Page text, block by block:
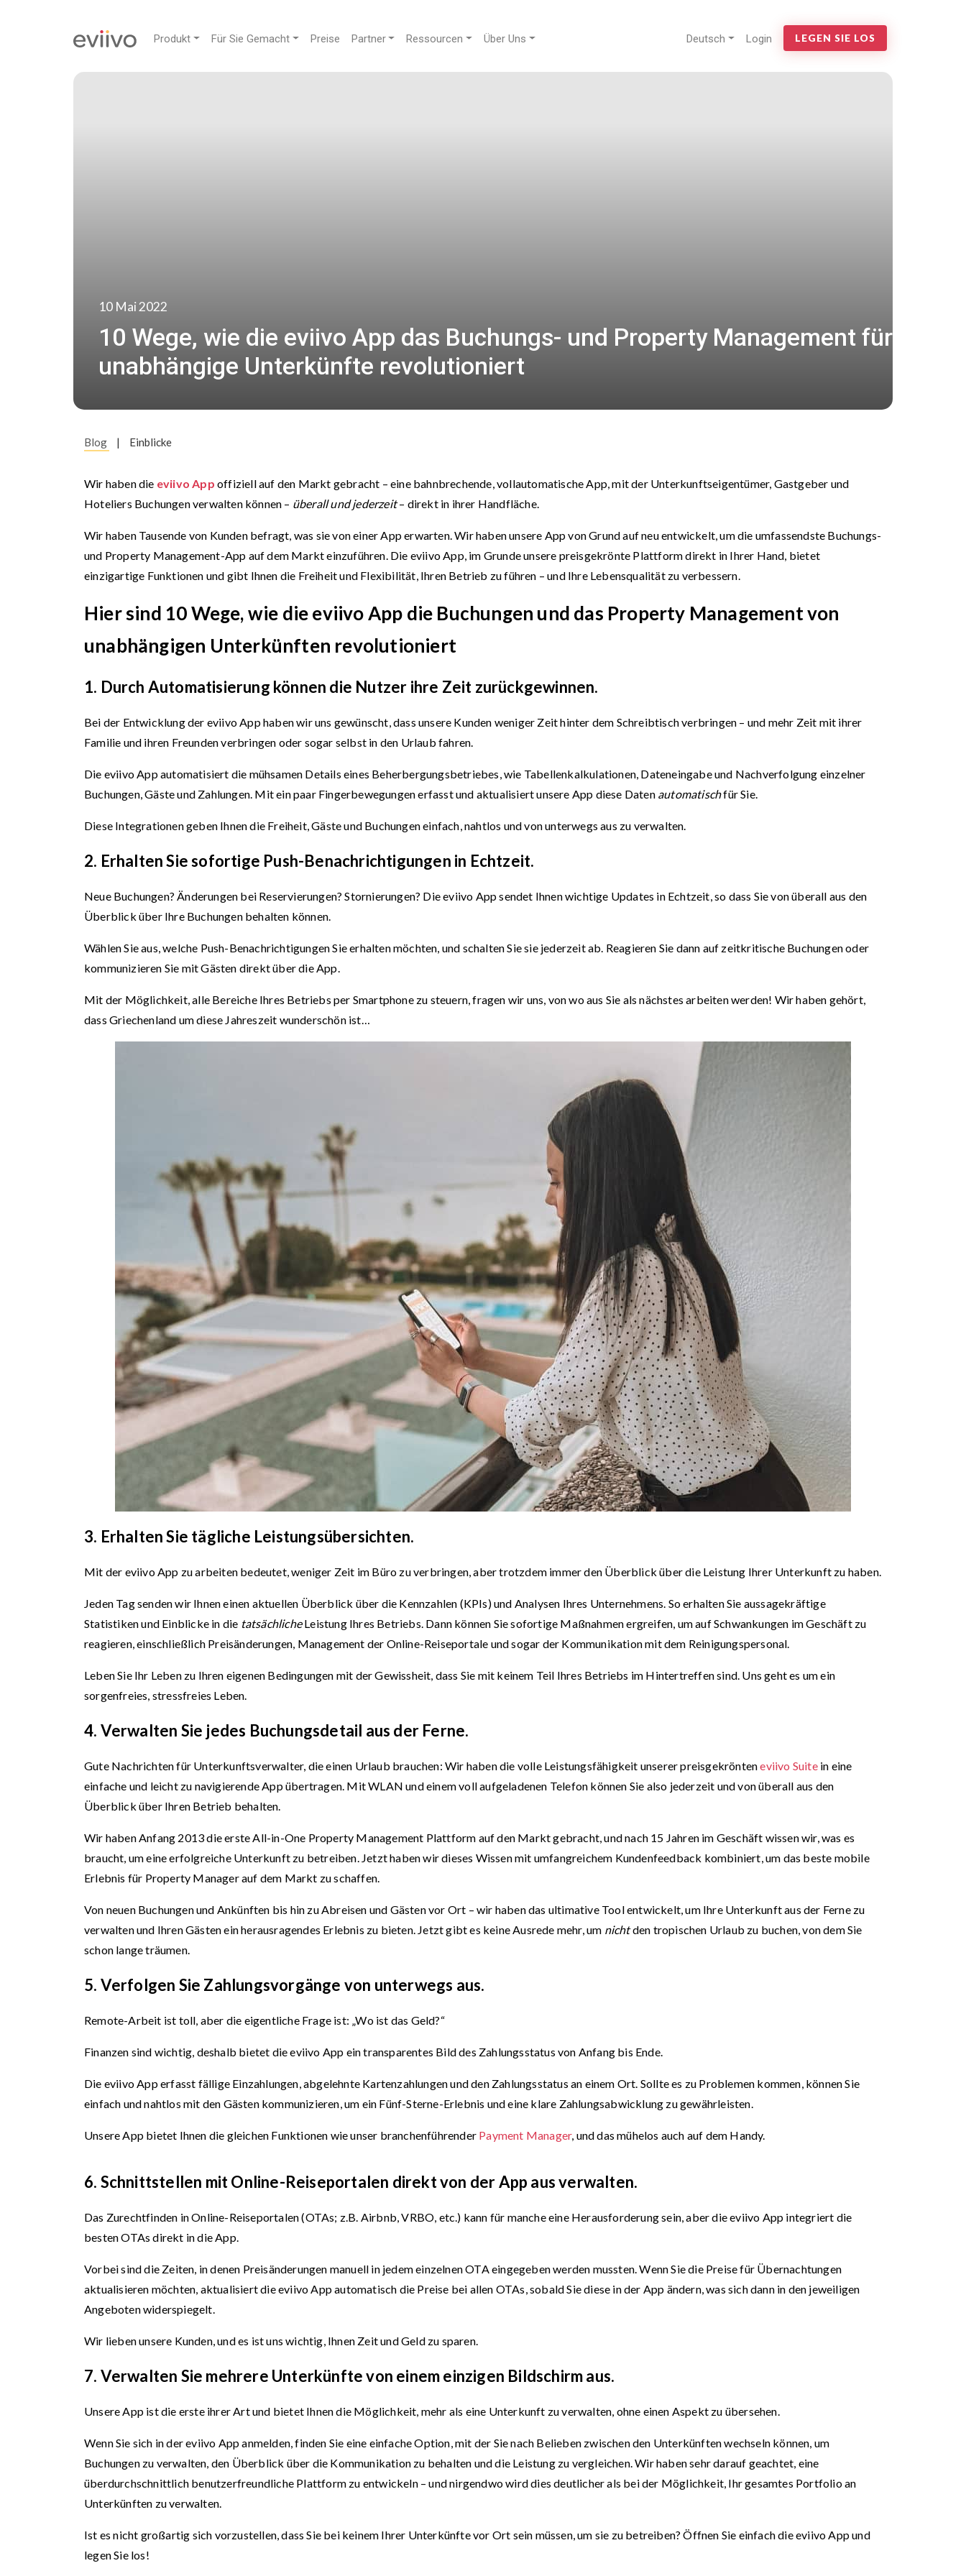
Produkt Für Sie Gemacht Preise Partner Ressourcen Über Uns Deutsch Login LEGEN SIE LOS
10 Mai 2022
10 Wege, wie die eviivo App das Buchungs- und Property Management für
unabhängige Unterkünfte revolutioniert
Blog | Einblicke
Wir haben die eviivo App offiziell auf den Markt gebracht – eine bahnbrechende, vollautomatische App, mit der Unterkunftseigentümer, Gastgeber und
Hoteliers Buchungen verwalten können – überall und jederzeit– direkt in ihrer Handfläche.
Wir haben Tausende von Kunden befragt, was sie von einer App erwarten. Wir haben unsere App von Grund auf neu entwickelt, um die umfassendste Buchungs-
und Property Management-App auf dem Markt einzuführen. Die eviivo App, im Grunde unsere preisgekrönte Plattform direkt in Ihrer Hand, bietet
einzigartige Funktionen und gibt Ihnen die Freiheit und Flexibilität, Ihren Betrieb zu führen – und Ihre Lebensqualität zu verbessern.
Hier sind 10 Wege, wie die eviivo App die Buchungen und das Property Management von
unabhängigen Unterkünften revolutioniert
1. Durch Automatisierung können die Nutzer ihre Zeit zurückgewinnen.
Bei der Entwicklung der eviivo App haben wir uns gewünscht, dass unsere Kunden weniger Zeit hinter dem Schreibtisch verbringen – und mehr Zeit mit ihrer
Familie und ihren Freunden verbringen oder sogar selbst in den Urlaub fahren.
Die eviivo App automatisiert die mühsamen Details eines Beherbergungsbetriebes, wie Tabellenkalkulationen, Dateneingabe und Nachverfolgung einzelner
Buchungen, Gäste und Zahlungen. Mit ein paar Fingerbewegungen erfasst und aktualisiert unsere App diese Daten automatischfür Sie.
Diese Integrationen geben Ihnen die Freiheit, Gäste und Buchungen einfach, nahtlos und von unterwegs aus zu verwalten.
2. Erhalten Sie sofortige Push-Benachrichtigungen in Echtzeit.
Neue Buchungen? Änderungen bei Reservierungen? Stornierungen? Die eviivo App sendet Ihnen wichtige Updates in Echtzeit, so dass Sie von überall aus den
Überblick über Ihre Buchungen behalten können.
Wählen Sie aus, welche Push-Benachrichtigungen Sie erhalten möchten, und schalten Sie sie jederzeit ab. Reagieren Sie dann auf zeitkritische Buchungen oder
kommunizieren Sie mit Gästen direkt über die App.
Mit der Möglichkeit, alle Bereiche Ihres Betriebs per Smartphone zu steuern, fragen wir uns, von wo aus Sie als nächstes arbeiten werden! Wir haben gehört,
dass Griechenland um diese Jahreszeit wunderschön ist…
3. Erhalten Sie tägliche Leistungsübersichten.
Mit der eviivo App zu arbeiten bedeutet, weniger Zeit im Büro zu verbringen, aber trotzdem immer den Überblick über die Leistung Ihrer Unterkunft zu haben.
Jeden Tag senden wir Ihnen einen aktuellen Überblick über die Kennzahlen (KPIs) und Analysen Ihres Unternehmens. So erhalten Sie aussagekräftige
Statistiken und Einblicke in die tatsächlicheLeistung Ihres Betriebs. Dann können Sie sofortige Maßnahmen ergreifen, um auf Schwankungen im Geschäft zu
reagieren, einschließlich Preisänderungen, Management der Online-Reiseportale und sogar der Kommunikation mit dem Reinigungspersonal.
Leben Sie Ihr Leben zu Ihren eigenen Bedingungen mit der Gewissheit, dass Sie mit keinem Teil Ihres Betriebs im Hintertreffen sind. Uns geht es um ein
sorgenfreies, stressfreies Leben.
4. Verwalten Sie jedes Buchungsdetail aus der Ferne.
Gute Nachrichten für Unterkunftsverwalter, die einen Urlaub brauchen: Wir haben die volle Leistungsfähigkeit unserer preisgekrönteneviivo Suitein eine
einfache und leicht zu navigierende App übertragen. Mit WLAN und einem voll aufgeladenen Telefon können Sie also jederzeit und von überall aus den
Überblick über Ihren Betrieb behalten.
Wir haben Anfang 2013 die erste All-in-One Property Management Plattform auf den Markt gebracht, und nach 15 Jahren im Geschäft wissen wir, was es
braucht, um eine erfolgreiche Unterkunft zu betreiben. Jetzt haben wir dieses Wissen mit umfangreichem Kundenfeedback kombiniert, um das beste mobile
Erlebnis für Property Manager auf dem Markt zu schaffen.
Von neuen Buchungen und Ankünften bis hin zu Abreisen und Gästen vor Ort – wir haben das ultimative Tool entwickelt, um Ihre Unterkunft aus der Ferne zu
verwalten und Ihren Gästen ein herausragendes Erlebnis zu bieten. Jetzt gibt es keine Ausrede mehr, um nichtden tropischen Urlaub zu buchen, von dem Sie
schon lange träumen.
5. Verfolgen Sie Zahlungsvorgänge von unterwegs aus.
Remote-Arbeit ist toll, aber die eigentliche Frage ist: „Wo ist das Geld?“
Finanzen sind wichtig, deshalb bietet die eviivo App ein transparentes Bild des Zahlungsstatus von Anfang bis Ende.
Die eviivo App erfasst fällige Einzahlungen, abgelehnte Kartenzahlungen und den Zahlungsstatus an einem Ort. Sollte es zu Problemen kommen, können Sie
einfach und nahtlos mit den Gästen kommunizieren, um ein Fünf-Sterne-Erlebnis und eine klare Zahlungsabwicklung zu gewährleisten.
Unsere App bietet Ihnen die gleichen Funktionen wie unser branchenführender Payment Manager, und das mühelos auch auf dem Handy.
6. Schnittstellen mit Online-Reiseportalen direkt von der App aus verwalten.
Das Zurechtfinden in Online-Reiseportalen (OTAs; z.B. Airbnb, VRBO, etc.) kann für manche eine Herausforderung sein, aber die eviivo App integriert die
besten OTAs direkt in die App.
Vorbei sind die Zeiten, in denen Preisänderungen manuell in jedem einzelnen OTA eingegeben werden mussten. Wenn Sie die Preise für Übernachtungen
aktualisieren möchten, aktualisiert die eviivo App automatisch die Preise bei allen OTAs, sobald Sie diese in der App ändern, was sich dann in den jeweiligen
Angeboten widerspiegelt.
Wir lieben unsere Kunden, und es ist uns wichtig, Ihnen Zeit und Geld zu sparen.
7. Verwalten Sie mehrere Unterkünfte von einem einzigen Bildschirm aus.
Unsere App ist die erste ihrer Art und bietet Ihnen die Möglichkeit, mehr als eine Unterkunft zu verwalten, ohne einen Aspekt zu übersehen.
Wenn Sie sich in der eviivo App anmelden, finden Sie eine einfache Option, mit der Sie nach Belieben zwischen den Unterkünften wechseln können, um
Buchungen zu verwalten, den Überblick über die Kommunikation zu behalten und die Leistung zu vergleichen. Wir haben sehr darauf geachtet, eine
überdurchschnittlich benutzerfreundliche Plattform zu entwickeln – und nirgendwo wird dies deutlicher als bei der Möglichkeit, Ihr gesamtes Portfolio an
Unterkünften zu verwalten.
Ist es nicht großartig sich vorzustellen, dass Sie bei keinem Ihrer Unterkünfte vor Ort sein müssen, um sie zu betreiben? Öffnen Sie einfach die eviivo App und
legen Sie los!